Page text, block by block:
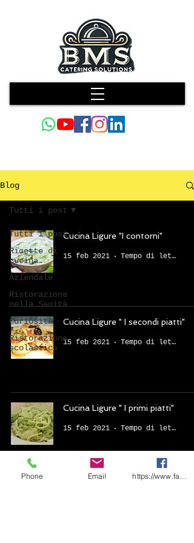
Blog
Tutti i post
Ricette di
cucina
Aziendale
Ristorazione
nella Sanità
Curiosità
Ristorazione
scolastica
Tutti i post
Cucina Ligure "I contorni"
15 feb 2021 Tempo di lettura: 3 min
Cucina Ligure " I secondi piatti"
15 feb 2021 Tempo di lettura: 5 min
Cucina Ligure " I primi piatti"
15 feb 2021 Tempo di lettura: 5 min
Phone Email